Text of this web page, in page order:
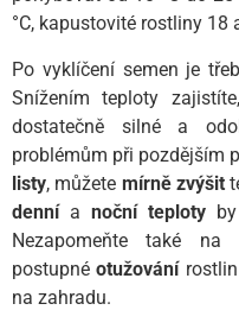
°C, kapustovité rostliny 18
Po vyklíčení semen je
Snížením teploty
dostatečně silné a
problémům při pozdějším
listy, můžete mírně zvýšit
dennía noční teplotyby
Nezapomeňte také na
postupnéotužování
na zahradu.